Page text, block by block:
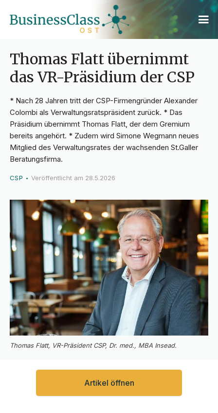
Thomas Flatt übernimmt
das VR-Präsidium der CSP
* Nach 28 Jahren tritt der CSP-Firmengründer Alexander
Colombi als Verwaltungsratspräsident zurück. * Das
Präsidium übernimmt Thomas Flatt, der dem Gremium
bereits angehört. * Zudem wird Simone Wegmann neues
Mitglied des Verwaltungsrates der wachsenden St.Galler
Beratungsfirma.
CSP •Veröffentlicht am 28.5.2026
Thomas Flatt, VR-Präsident CSP, Dr. med., MBA Insead.
Artikel öffnen